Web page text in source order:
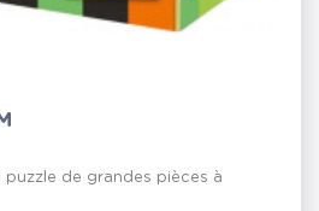
puzzle de grandes pièces à